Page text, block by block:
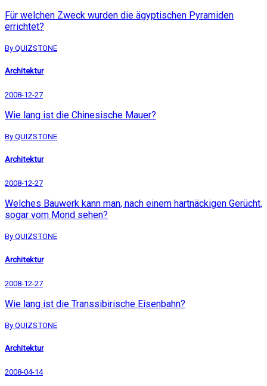
Für welchen Zweck wurden die ägyptischen Pyramiden
errichtet?
By QUIZSTONE
Architektur
2008-12-27
Wie lang ist die Chinesische Mauer?
By QUIZSTONE
Architektur
2008-12-27
Welches Bauwerk kann man, nach einem hartnäckigen Gerücht,
sogar vom Mond sehen?
By QUIZSTONE
Architektur
2008-12-27
Wie lang ist die Transsibirische Eisenbahn?
By QUIZSTONE
Architektur
2008-04-14